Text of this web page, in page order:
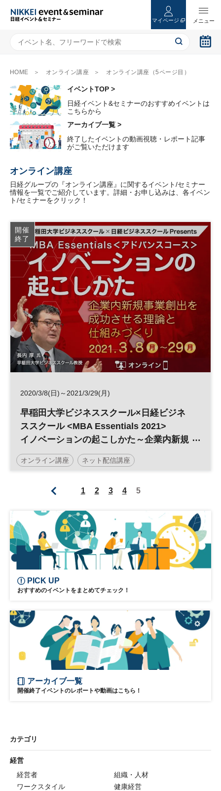
マイページ
HOME オンライン講座 オンライン講座（5ページ目）
イベントTOP >
日経イベント&セミナーのおすすめイベントは
こちらから
アーカイブ一覧 >
終了したイベントの動画視聴・レポート記事
がご覧いただけます
オンライン講座
日経グループの『オンライン講座』に関するイベント/セミナー
情報を一覧でご紹介しています。詳細・お申し込みは、各イベン
ト/セミナーをクリック！
開催
終了
2020/3/8(日)～2021/3/29(月)
早稲田大学ビジネススクール×日経ビジネ
ススクール <MBA Essentials 2021>
イノベーションの起こしかた～企業内新規
事業創出を成功させる理論と仕組みづくり
／日経ビジネススクール
オンライン講座 ネット配信講座
1 2 3 4 5
PICK UP
おすすめのイベントをまとめてチェック！
アーカイブ一覧
開催終了イベントのレポートや動画はこちら！
カテゴリ
経営
経営者
組織・人材
ワークスタイル
健康経営